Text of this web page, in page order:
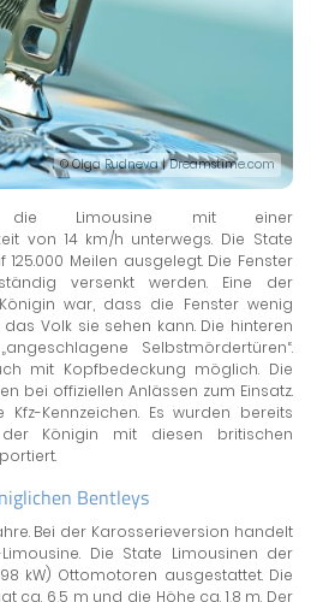
© Olga Rudneva | Dreamstime.com
Limousine mit einer
von 14 km/h unterwegs. Die State
Meilen ausgelegt. Die Fenster
versenkt werden. Eine der
war, dass die Fenster wenig
Volk sie sehen kann. Die hinteren
Selbstmördertüren“.
mit Kopfbedeckung möglich. Die
bei offiziellen Anlässen zum Einsatz.
Kennzeichen. Es wurden bereits
Königin mit diesen britischen
Bentleys
Bei der Karosserieversion handelt
Die State Limousinen der
kW) Ottomotoren ausgestattet. Die
ca. 6,5 m und die Höhe ca. 1,8 m. Der